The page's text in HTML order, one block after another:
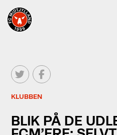
KLUBBEN
BLIK PÅ DE